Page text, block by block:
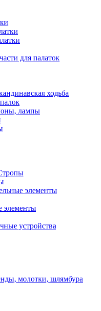
для палаток
ходьба
лампы
элементы
элементы
устройства
молотки, шлямбура